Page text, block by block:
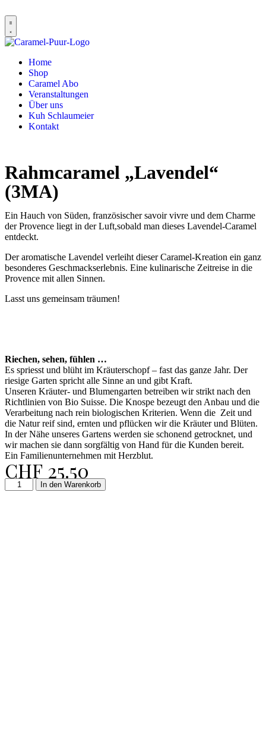
Home
Shop
Caramel Abo
Veranstaltungen
Über uns
Kuh Schlaumeier
Kontakt
Rahmcaramel „Lavendel“
(3MA)
Ein Hauch von Süden, französischer savoir vivre und dem Charme
der Provence liegt in der Luft,sobald man dieses Lavendel-Caramel
entdeckt.
Der aromatische Lavendel verleiht dieser Caramel-Kreation ein ganz
besonderes Geschmackserlebnis. Eine kulinarische Zeitreise in die
Provence mit allen Sinnen.
Lasst uns gemeinsam träumen!
Riechen, sehen, fühlen …
Es spriesst und blüht im Kräuterschopf – fast das ganze Jahr. Der
riesige Garten spricht alle Sinne an und gibt Kraft.
Unseren Kräuter- und Blumengarten betreiben wir strikt nach den
Richtlinien von Bio Suisse. Die Knospe bezeugt den Anbau und die
Verarbeitung nach rein biologischen Kriterien. Wenn die Zeit und
die Natur reif sind, ernten und pflücken wir die Kräuter und Blüten.
In der Nähe unseres Gartens werden sie schonend getrocknet, und
wir machen sie dann sorgfältig von Hand für die Kunden bereit.
Ein Familienunternehmen mit Herzblut.
CHF 25.50
In den Warenkorb